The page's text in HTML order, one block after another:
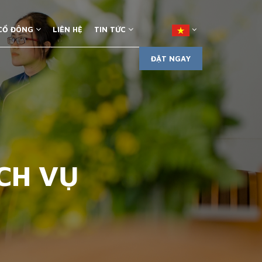
ĐẶT NGAY
ĐÔNG LIÊN HỆ TIN TỨC
VỤ